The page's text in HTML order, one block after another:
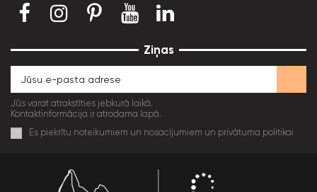
Ziņas
Jūs varat atrakstīties jebkurā laikā.
Kontaktinformācija ir atrodama lapā.
Es piekrītu noteikumiem un nosacījumiem un privātuma politikai